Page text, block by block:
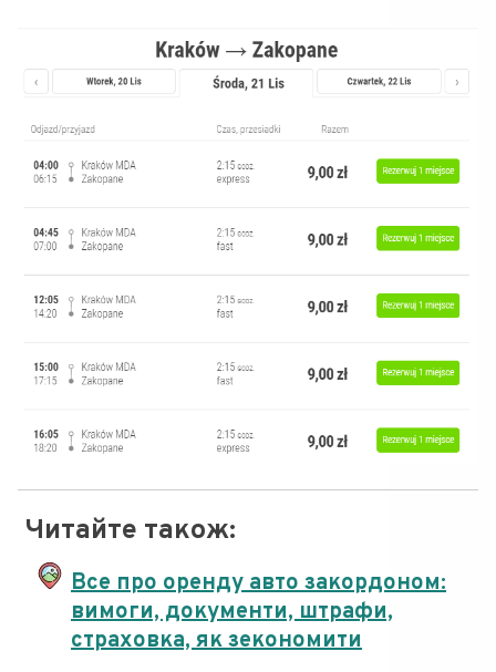
Читайте також:
Все про оренду авто закордоном:
вимоги, документи, штрафи,
страховка, як зекономити